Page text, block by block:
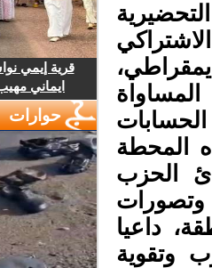
المحطة
الحزب
داعيا
وتقوية
قرية إيمي
ايماني
حوارات